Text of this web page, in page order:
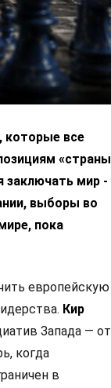
которые все
«страны
заключать мир -
выборы во
пока
европейскую
Кир
Запада — от
когда
в